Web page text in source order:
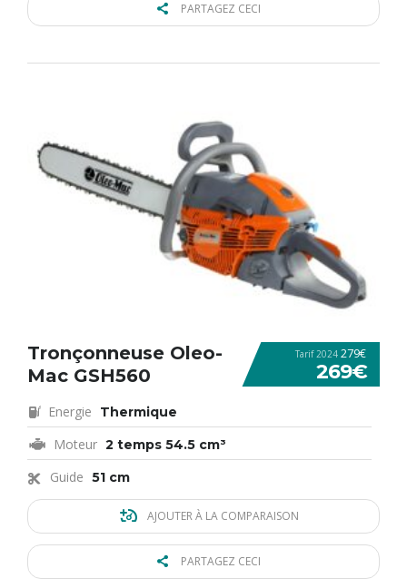
PARTAGEZ CECI
Tarif 2024 279€
269€
Tronçonneuse Oleo-
Mac GSH560
Energie Thermique
Moteur 2 temps 54.5 cm³
Guide 51 cm
AJOUTER À LA COMPARAISON
PARTAGEZ CECI